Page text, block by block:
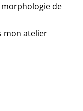
morphologie de
mon atelier